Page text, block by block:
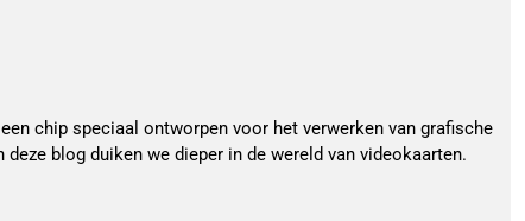
chip speciaal ontworpen voor het verwerken van grafische
blog duiken we dieper in de wereld van videokaarten.